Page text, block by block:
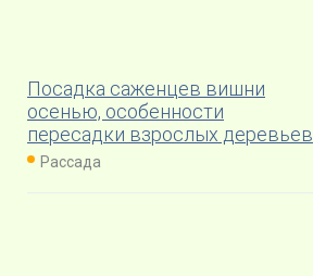
Посадка саженцев вишни
осенью, особенности
пересадки взрослых деревьев
Рассада